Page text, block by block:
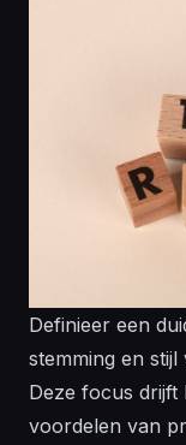
Definieer een
stemming en
Deze focus drijft
voordelen van